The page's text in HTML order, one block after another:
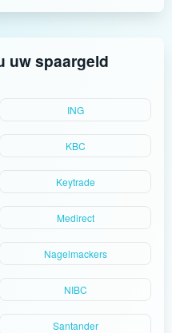
uw spaargeld
ING
KBC
Keytrade
Medirect
Nagelmackers
NIBC
Santander